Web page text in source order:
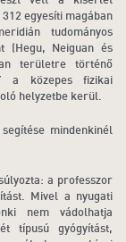
egyesíti magában
tudományos
(Hegu, Neiguan és
területre történő
a közepes fizikai
helyzetbe kerül.
mindenkinél
a professzor
Mivel a nyugati
nem vádolhatja
típusú gyógyítást,